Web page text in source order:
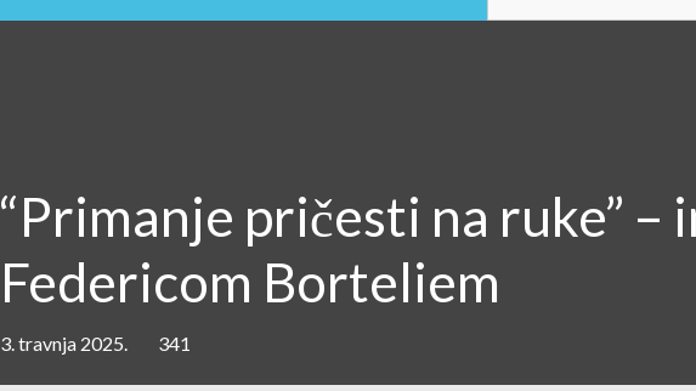
“Primanje pričesti na ruke” –
Federicom Borteliem
3. travnja 2025. 341